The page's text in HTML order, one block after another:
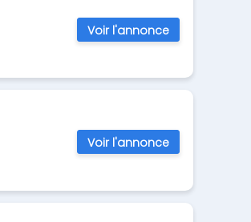
Voir l'annonce
Voir l'annonce